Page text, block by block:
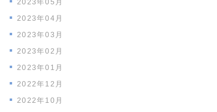
2023年05月
2023年04月
2023年03月
2023年02月
2023年01月
2022年12月
2022年10月